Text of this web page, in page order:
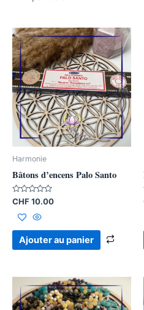
Harmonie
Bâtons d’encens Palo Santo
Note
0
sur
CHF10.00
Ajouter au panier
de
prix :
Ce